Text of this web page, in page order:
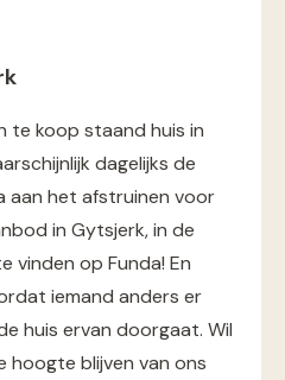
te koop staand huis in
dagelijks de
aan het afstruinen voor
in Gytsjerk, in de
vinden op Funda! En
iemand anders er
huis ervan doorgaat. Wil
hoogte blijven van ons